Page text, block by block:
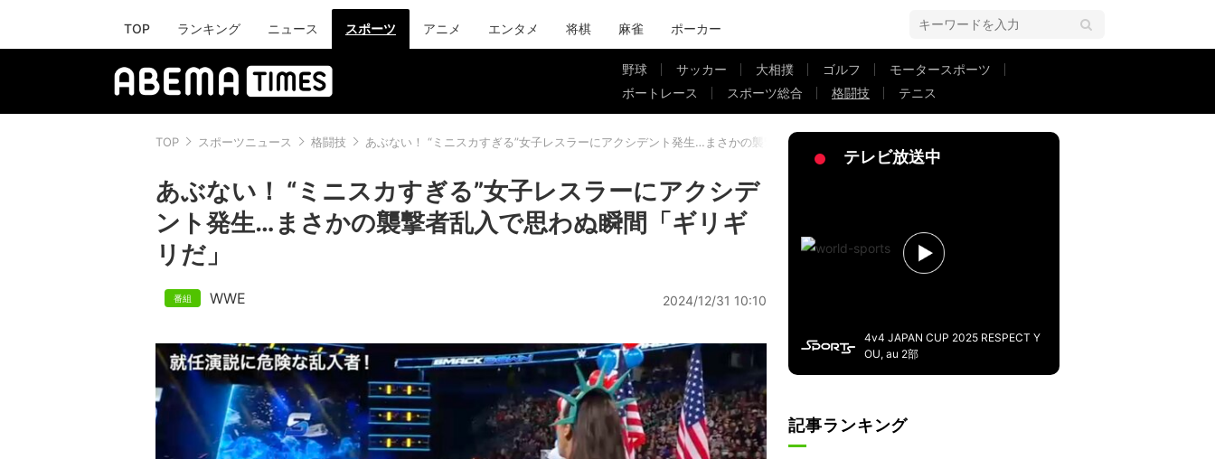
TOP ランキング ニュース スポーツ アニメ エンタメ 将棋 麻雀 ポーカー
野球 サッカー 大相撲 ゴルフ
モータースポーツ
ボートレース
スポーツ総合 格闘技 テニス
TOP スポーツニュース 格闘技 あぶない！ “ミニスカすぎる”女子レスラーにアクシデント発生…まさかの襲撃者乱入で思わぬ瞬間「ギリギリだ」
あぶない！ “ミニスカすぎる”女子レスラーにアクシデ
ント発生…まさかの襲撃者乱入で思わぬ瞬間「ギリギ
リだ」
WWE 2024/12/31 10:10
テレビ放送中
4v4 JAPAN CUP 2025 RESPECT Y
OU, au 2部
記事ランキング